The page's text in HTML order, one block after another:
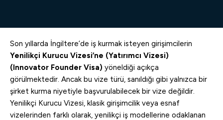
Son yıllarda İngiltere’de iş kurmak isteyen girişimcilerin
Yenilikçi Kurucu Vizesi’ne (Yatırımcı Vizesi)
(Innovator Founder Visa) yöneldiği açıkça
görülmektedir. Ancak bu vize türü, sanıldığı gibi yalnızca bir
şirket kurma niyetiyle başvurulabilecek bir vize değildir.
Yenilikçi Kurucu Vizesi, klasik girişimcilik veya esnaf
vizelerinden farklı olarak, yenilikçi iş modellerine odaklanan